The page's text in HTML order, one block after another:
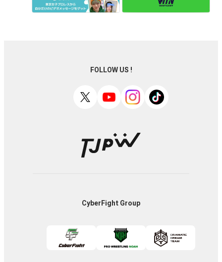
FOLLOW US !
CyberFight Group